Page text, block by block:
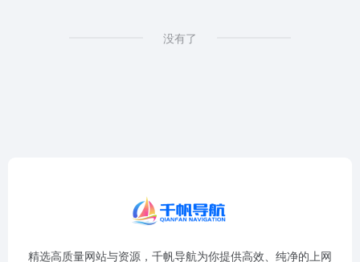
没有了
精选高质量网站与资源，千帆导航为你提供高效、纯净的上网